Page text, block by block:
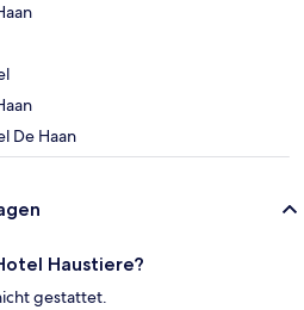
De Haan
Haustiere?
gestattet.